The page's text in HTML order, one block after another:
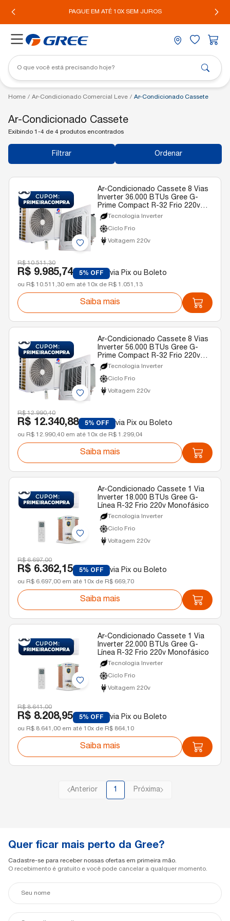
PAGUE EM ATÉ 10X SEM JUROS
Home / Ar-Condicionado Comercial Leve / Ar-Condicionado Cassete
Ar-Condicionado Cassete
Exibindo 1-4 de 4 produtos encontrados
Filtrar Ordenar
Ar-Condicionado Cassete 8 Vias
Inverter 36.000 BTUs Gree G-
Prime Compact R-32 Frio 220v
Monofásico
Tecnologia Inverter
Ciclo Frio
Voltagem 220v
R$ 10.511,30
R$ 9.985,74 5% OFF via Pix ou Boleto
ou R$ 10.511,30 em até 10x de R$ 1.051,13
Saiba mais
Ar-Condicionado Cassete 8 Vias
Inverter 56.000 BTUs Gree G-
Prime Compact R-32 Frio 220v
Monofásico
Tecnologia Inverter
Ciclo Frio
Voltagem 220v
R$ 12.990,40
R$ 12.340,88 5% OFF via Pix ou Boleto
ou R$ 12.990,40 em até 10x de R$ 1.299,04
Saiba mais
Ar-Condicionado Cassete 1 Via
Inverter 18.000 BTUs Gree G-
Línea R-32 Frio 220v Monofásico
Tecnologia Inverter
Ciclo Frio
Voltagem 220v
R$ 6.697,00
R$ 6.362,15 5% OFF via Pix ou Boleto
ou R$ 6.697,00 em até 10x de R$ 669,70
Saiba mais
Ar-Condicionado Cassete 1 Via
Inverter 22.000 BTUs Gree G-
Línea R-32 Frio 220v Monofásico
Tecnologia Inverter
Ciclo Frio
Voltagem 220v
R$ 8.641,00
R$ 8.208,95 5% OFF via Pix ou Boleto
ou R$ 8.641,00 em até 10x de R$ 864,10
Saiba mais
Anterior 1 Próxima
Quer ficar mais perto da Gree?
Cadastre-se para receber nossas ofertas em primeira mão.
O recebimento é gratuito e você pode cancelar a qualquer momento.
Seu
nome
Seu